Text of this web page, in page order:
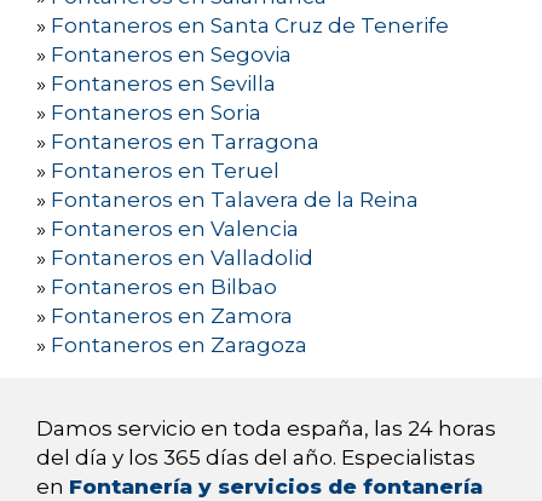
» Fontaneros en Santa Cruz de Tenerife
» Fontaneros en Segovia
» Fontaneros en Sevilla
» Fontaneros en Soria
» Fontaneros en Tarragona
» Fontaneros en Teruel
» Fontaneros en Talavera de la Reina
» Fontaneros en Valencia
» Fontaneros en Valladolid
» Fontaneros en Bilbao
» Fontaneros en Zamora
» Fontaneros en Zaragoza
Damos servicio en toda españa, las 24 horas
del día y los 365 días del año. Especialistas
en Fontanería y servicios de fontanería